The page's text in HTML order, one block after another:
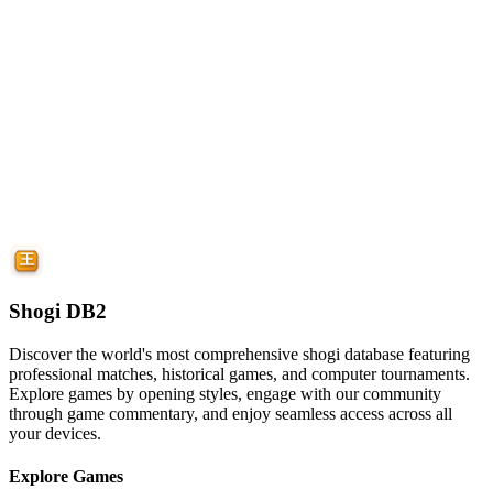
Shogi DB2
Discover the world's most comprehensive shogi database featuring
professional matches, historical games, and computer tournaments.
Explore games by opening styles, engage with our community
through game commentary, and enjoy seamless access across all
your devices.
Explore Games